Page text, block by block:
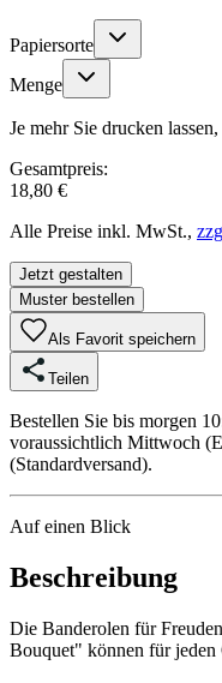
Papiersorte
Menge
Je mehr Sie drucken
Gesamtpreis:
18,80 €
Alle Preise inkl. MwSt.,
Jetzt gestalten
Muster bestellen
Als Favorit speichern
Teilen
Bestellen Sie bis morgen
voraussichtlich Mittwoch
(Standardversand).
Auf einen Blick
Beschreibung
Die Banderolen für
Bouquet" können für jeden